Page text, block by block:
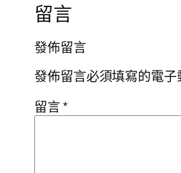
留言
發佈留言
發佈留言必須填寫的電子
留言*